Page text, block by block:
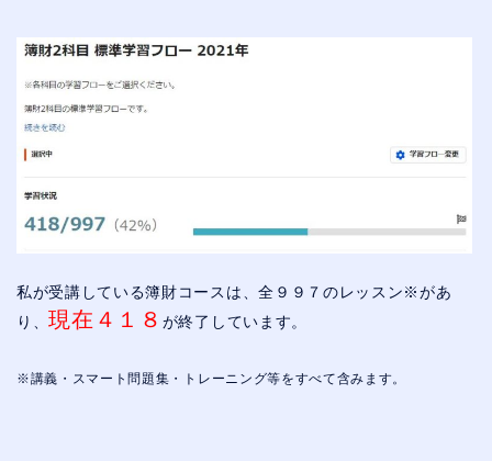
私が受講している簿財コースは、全９９７のレッスン※があ
り、現在４１８ が終了しています。
※講義・スマート問題集・トレーニング等をすべて含みます。